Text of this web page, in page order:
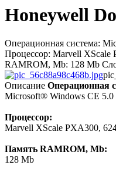
Honeywell
Операционная система:
Процессор: Marvell
RAMROM, Mb: 128 Mb
Описание Операционная
Microsoft® Windows CE 5.0
Процессор:
Marvell XScale PXA300,
Память RAMROM, Mb:
128 Mb